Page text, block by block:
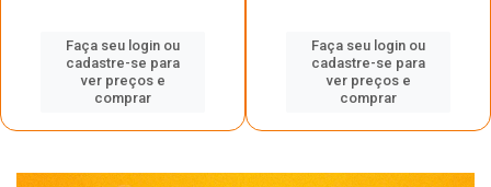
Faça seu login ou
cadastre-se para
ver preços e
comprar
Faça seu login ou
cadastre-se para
ver preços e
comprar